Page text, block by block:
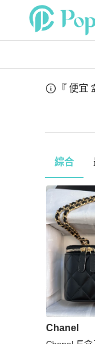
『 便宜
綜合
Chanel